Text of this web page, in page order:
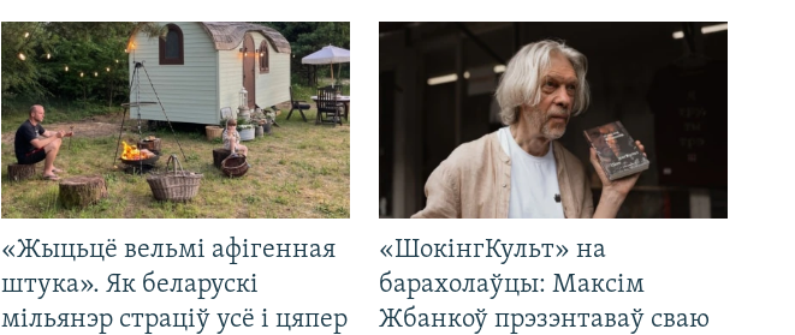
«Жыцьцё вельмі афігенная
штука». Як беларускі
мільянэр страціў усё і цяпер
«ШокінгКульт» на
барахолаўцы: Максім
Жбанкоў прэзэнтаваў сваю